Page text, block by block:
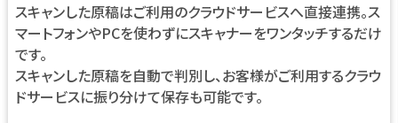
スキャンした原稿はご利用のクラウドサービスへ直接連携。ス
マートフォンやPCを使わずにスキャナーをワンタッチするだけ
です。
スキャンした原稿を自動で判別し、お客様がご利用するクラウ
ドサービスに振り分けて保存も可能です。